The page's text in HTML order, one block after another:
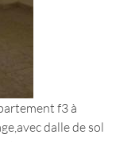
f3 à
dalle de sol